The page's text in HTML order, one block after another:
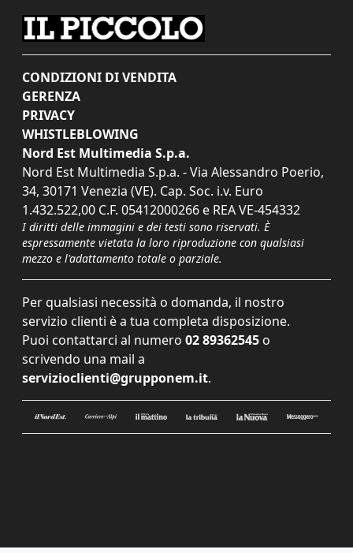
CONDIZIONI DI VENDITA
GERENZA
PRIVACY
WHISTLEBLOWING
Nord Est Multimedia S.p.a.
Nord Est Multimedia S.p.a. - Via Alessandro Poerio,
34, 30171 Venezia (VE). Cap. Soc. i.v. Euro
1.432.522,00 C.F. 05412000266 e REA VE-454332
I diritti delle immagini e dei testi sono riservati. È
espressamente vietata la loro riproduzione con qualsiasi
mezzo e l'adattamento totale o parziale.
Per qualsiasi necessità o domanda, il nostro
servizio clienti è a tua completa disposizione.
Puoi contattarci al numero 02 89362545 o
scrivendo una mail a
servizioclienti@grupponem.it.